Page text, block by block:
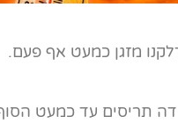
מזגן כמעט אף פעם.
תריסים עד כמעט